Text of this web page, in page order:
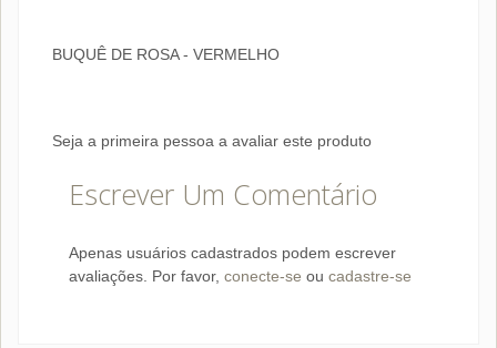
BUQUÊ DE ROSA - VERMELHO
Seja a primeira pessoa a avaliar este produto
Escrever Um Comentário
Apenas usuários cadastrados podem escrever
avaliações. Por favor, conecte-se ou cadastre-se